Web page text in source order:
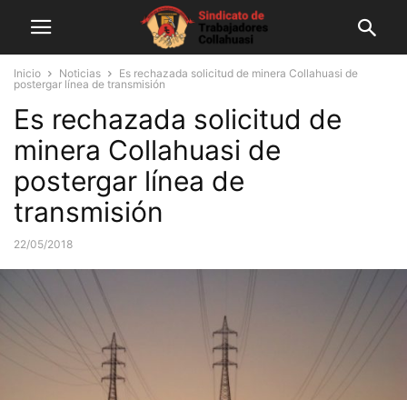
Inicio Noticias
Es rechazada solicitud de minera Collahuasi de
postergar línea de transmisión
Es rechazada solicitud de
minera Collahuasi de
postergar línea de
transmisión
22/05/2018